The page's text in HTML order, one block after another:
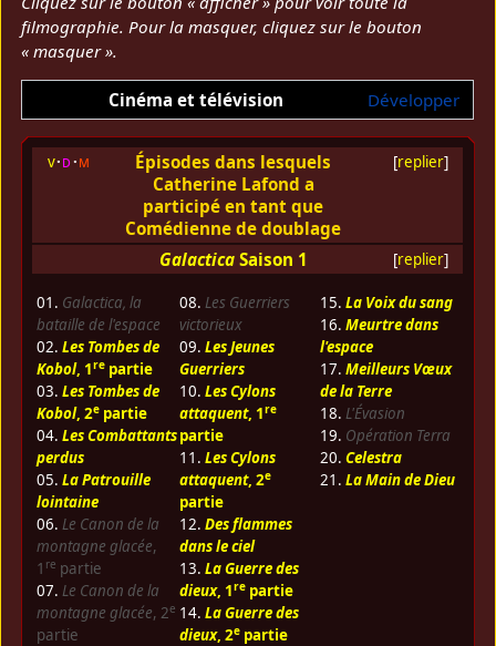
filmographie. Pour la masquer, cliquez sur le bouton
« masquer ».
Développer
Cinéma et télévision
[replier]
v d m
Épisodes dans lesquels
Catherine Lafond a
participé en tant que
Comédienne de doublage
[replier]
Galactica Saison 1
01. Galactica, la
bataille de l'espace
02. Les Tombes de
Kobol, 1repartie
03. Les Tombes de
Kobol, 2epartie
04. Les Combattants
perdus
05. La Patrouille
lointaine
06. Le Canon de la
montagne glacée,
1 re partie
07. Le Canon de la
montagne glacée, 2e
partie
08. Les Guerriers
victorieux
09. Les Jeunes
Guerriers
10. Les Cylons
attaquent, 1re
partie
11. Les Cylons
attaquent, 2e
partie
12. Des flammes
dans le ciel
13. La Guerre des
dieux, 1repartie
14. La Guerre des
dieux, 2epartie
15. La Voix du sang
16. Meurtre dans
l'espace
17. Meilleurs Vœux
de la Terre
18. L'Évasion
19. Opération Terra
20. Celestra
21. La Main de Dieu